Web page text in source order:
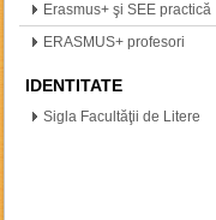
Erasmus+ şi SEE practică
ERASMUS+ profesori
IDENTITATE
Sigla Facultăţii de Litere